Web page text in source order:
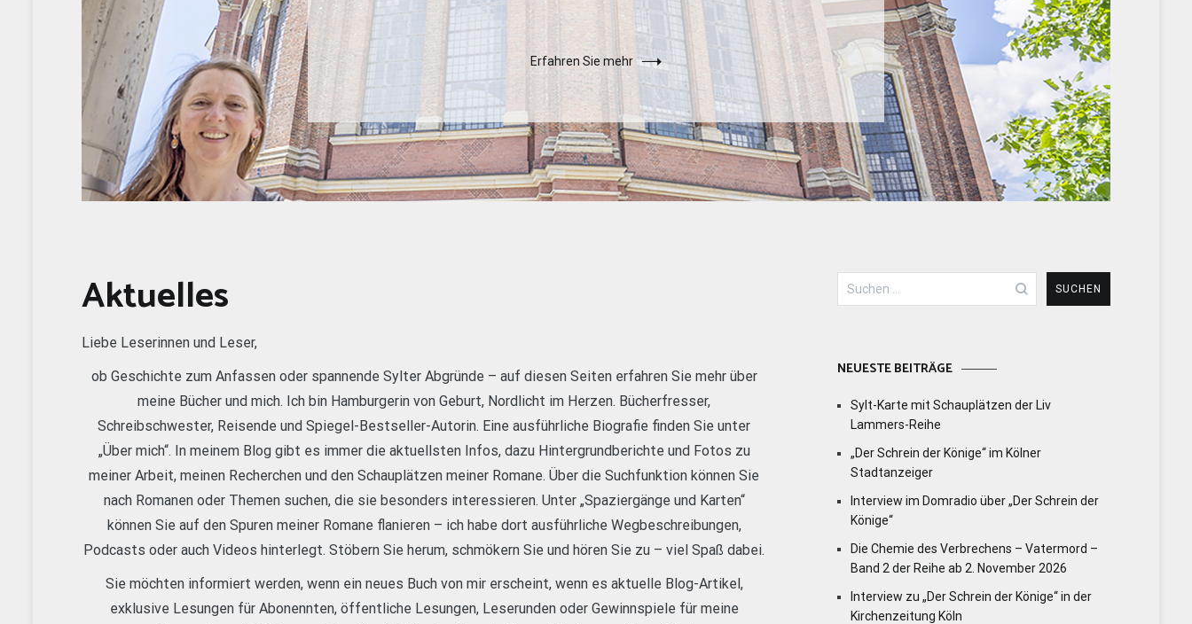
Erfahren Sie mehr
Aktuelles
Liebe Leserinnen und Leser,
ob Geschichte zum Anfassen oder spannende Sylter Abgründe – auf diesen Seiten erfahren Sie mehr über
meine Bücher und mich. Ich bin Hamburgerin von Geburt, Nordlicht im Herzen. Bücherfresser,
Schreibschwester, Reisende und Spiegel-Bestseller-Autorin. Eine ausführliche Biografie finden Sie unter
„Über mich“. In meinem Blog gibt es immer die aktuellsten Infos, dazu Hintergrundberichte und Fotos zu
meiner Arbeit, meinen Recherchen und den Schauplätzen meiner Romane. Über die Suchfunktion können Sie
nach Romanen oder Themen suchen, die sie besonders interessieren. Unter „Spaziergänge und Karten“
können Sie auf den Spuren meiner Romane flanieren – ich habe dort ausführliche Wegbeschreibungen,
Podcasts oder auch Videos hinterlegt. Stöbern Sie herum, schmökern Sie und hören Sie zu – viel Spaß dabei.
Sie möchten informiert werden, wenn ein neues Buch von mir erscheint, wenn es aktuelle Blog-Artikel,
exklusive Lesungen für Abonennten, öffentliche Lesungen, Leserunden oder Gewinnspiele für meine
Suchen
nach:
NEUESTE BEITRÄGE
Sylt-Karte mit Schauplätzen der Liv
Lammers-Reihe
„Der Schrein der Könige“ im Kölner
Stadtanzeiger
Interview im Domradio über „Der Schrein der
Könige“
Die Chemie des Verbrechens – Vatermord –
Band 2 der Reihe ab 2. November 2026
Interview zu „Der Schrein der Könige“ in der
Kirchenzeitung Köln